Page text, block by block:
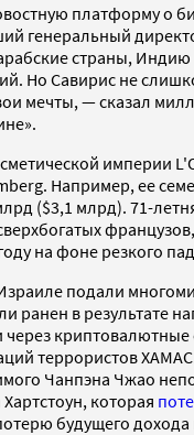
платформу о
генеральный
страны,
Но Савирис не
мечты, — сказал
империи
Например, ее
($3,1 млрд). 71-
на фоне резкого
подали
ранен в результате
террористов
Чанпэна Чжао
которая
будущего